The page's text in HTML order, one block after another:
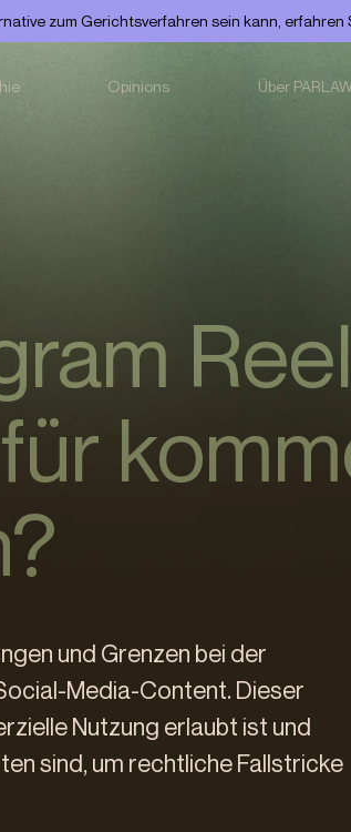
zum Gerichtsverfahren sein kann, erfahren
Opinions Über
und Grenzen bei der
Media-Content. Dieser
Nutzung erlaubt ist und
sind, um rechtliche Fallstricke